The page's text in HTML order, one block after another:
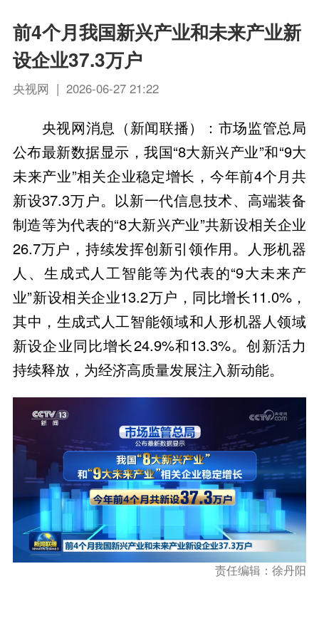
前4个月我国新兴产业和未来产业新
设企业37.3万户
央视网 | 2026-06-27 21:22
央视网消息（新闻联播）：市场监管总局
公布最新数据显示，我国“8大新兴产业”和“9大
未来产业”相关企业稳定增长，今年前4个月共
新设37.3万户。以新一代信息技术、高端装备
制造等为代表的“8大新兴产业”共新设相关企业
26.7万户，持续发挥创新引领作用。人形机器
人、生成式人工智能等为代表的“9大未来产
业”新设相关企业13.2万户，同比增长11.0%，
其中，生成式人工智能领域和人形机器人领域
新设企业同比增长24.9%和13.3%。创新活力
持续释放，为经济高质量发展注入新动能。
责任编辑：徐丹阳